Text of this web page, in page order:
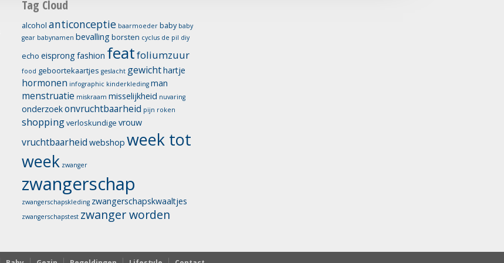
Tag Cloud
alcohol anticonceptie baarmoeder baby baby
gear babynamen bevalling borsten cyclus de pil diy
echo eisprong fashion featfoliumzuur
food geboortekaartjes geslacht gewichthartje
hormonen infographic kinderkleding man
menstruatie miskraam misselijkheid nuvaring
onderzoekonvruchtbaarheid pijn roken
shoppingverloskundige vrouw
vruchtbaarheid webshop week tot
week zwanger
zwangerschap
zwangerschapskleding zwangerschapskwaaltjes
zwangerschapstest zwanger worden